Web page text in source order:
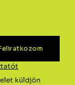
küldjön